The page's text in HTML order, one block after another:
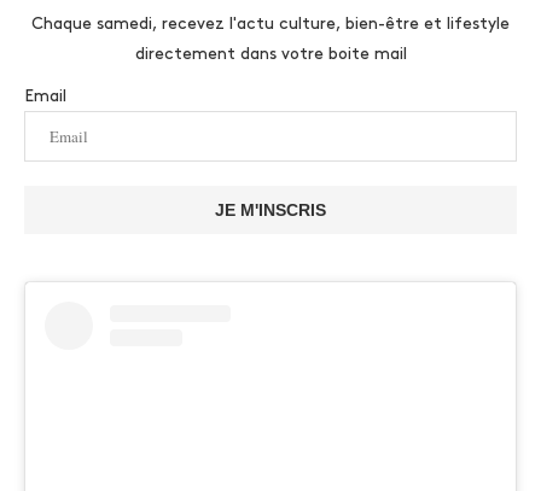
Chaque samedi, recevez l'actu culture, bien-être et lifestyle
directement dans votre boite mail
Email
JE M'INSCRIS